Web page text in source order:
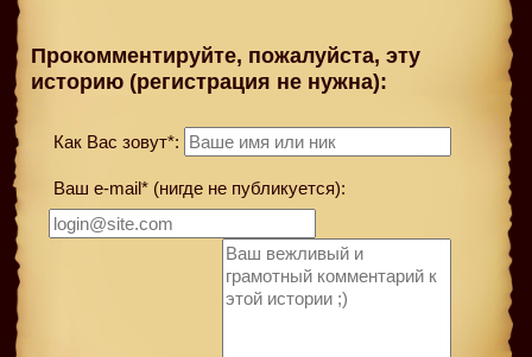
Прокомментируйте, пожалуйста, эту
историю (регистрация не нужна):
Как Вас зовут*:
Ваш e-mail* (нигде не публикуется):